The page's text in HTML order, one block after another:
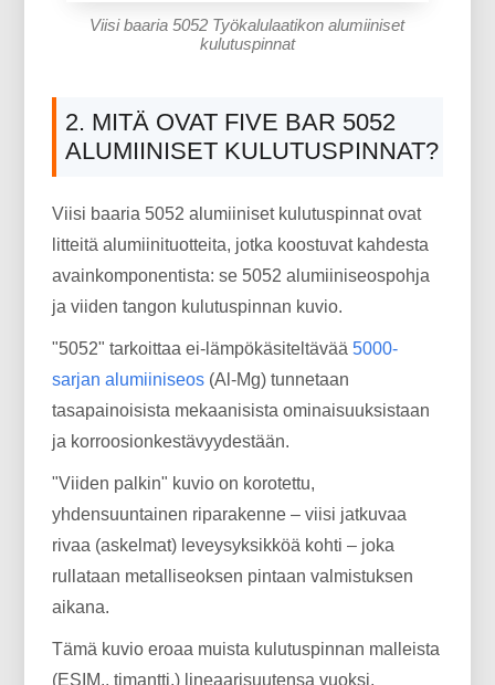
Viisi baaria 5052 Työkalulaatikon alumiiniset
kulutuspinnat
2. MITÄ OVAT FIVE BAR 5052
ALUMIINISET KULUTUSPINNAT?
Viisi baaria 5052 alumiiniset kulutuspinnat ovat
litteitä alumiinituotteita, jotka koostuvat kahdesta
avainkomponentista: se 5052 alumiiniseospohja
ja viiden tangon kulutuspinnan kuvio.
"5052" tarkoittaa ei-lämpökäsiteltävää5000-
sarjan alumiiniseos (Al-Mg) tunnetaan
tasapainoisista mekaanisista ominaisuuksistaan ​​
ja korroosionkestävyydestään.
"Viiden palkin" kuvio on korotettu,
yhdensuuntainen riparakenne – viisi jatkuvaa
rivaa (askelmat) leveysyksikköä kohti – joka
rullataan metalliseoksen pintaan valmistuksen
aikana.
Tämä kuvio eroaa muista kulutuspinnan malleista
(ESIM., timantti,) lineaarisuutensa vuoksi,